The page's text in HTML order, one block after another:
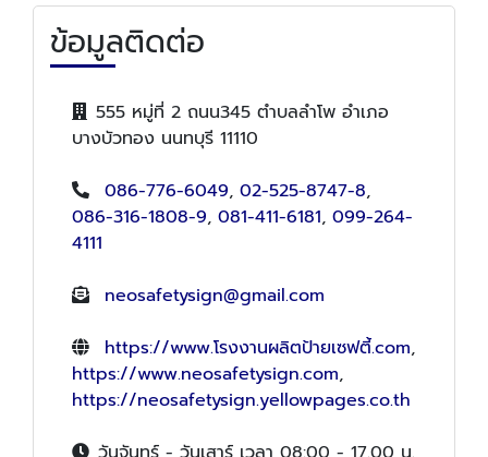
ข้อมูลติดต่อ
555 หมู่ที่ 2 ถนน345 ตำบลลำโพ อำเภอ
บางบัวทอง นนทบุรี 11110
086-776-6049, 02-525-8747-8,
086-316-1808-9, 081-411-6181, 099-264-
4111
neosafetysign@gmail.com
https://www.โรงงานผลิตป้ายเซฟตี้.com,
https://www.neosafetysign.com,
https://neosafetysign.yellowpages.co.th